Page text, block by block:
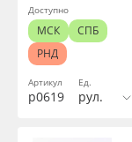
Артикул
р0619
Ед.
рул.
Доступно
МСК
СПБ
РНД